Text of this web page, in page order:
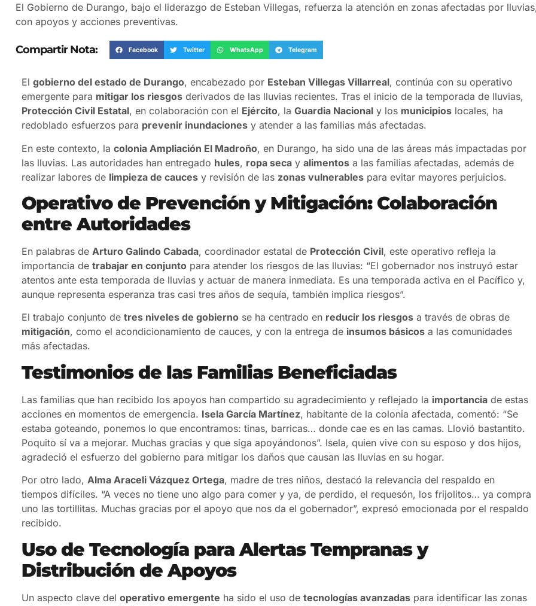
El Gobierno de Durango, bajo el liderazgo de Esteban Villegas, refuerza la atención en zonas afectadas por
con apoyos y acciones preventivas.
Compartir Nota: Facebook Twitter WhatsApp Telegram
El gobierno del estado de Durango, encabezado por Esteban Villegas Villarreal, continúa con su operativo
emergente para mitigar los riesgos derivados de las lluvias recientes. Tras el inicio de la temporada de lluvias,
Protección Civil Estatal, en colaboración con el Ejército, la Guardia Nacional y los municipios locales, ha
redoblado esfuerzos para prevenir inundaciones y atender a las familias más afectadas.
En este contexto, la colonia Ampliación El Madroño, en Durango, ha sido una de las áreas más impactadas por
las lluvias. Las autoridades han entregado hules, ropa seca y alimentos a las familias afectadas, además de
realizar labores de limpieza de cauces y revisión de las zonas vulnerables para evitar mayores perjuicios.
Operativo de Prevención y Mitigación: Colaboración
entre Autoridades
En palabras de Arturo Galindo Cabada, coordinador estatal de Protección Civil, este operativo refleja la
importancia de trabajar en conjunto para atender los riesgos de las lluvias: “El gobernador nos instruyó estar
atentos ante esta temporada de lluvias y actuar de manera inmediata. Es una temporada activa en el Pacífico y,
aunque representa esperanza tras casi tres años de sequía, también implica riesgos”.
El trabajo conjunto de tres niveles de gobierno se ha centrado en reducir los riesgos a través de obras de
mitigación, como el acondicionamiento de cauces, y con la entrega de insumos básicos a las comunidades
más afectadas.
Testimonios de las Familias Beneficiadas
Las familias que han recibido los apoyos han compartido su agradecimiento y reflejado la importancia de estas
acciones en momentos de emergencia. Isela García Martínez, habitante de la colonia afectada, comentó: “Se
estaba goteando, ponemos lo que encontramos: tinas, barricas… donde cae es en las camas. Llovió bastantito.
Poquito sí va a mejorar. Muchas gracias y que siga apoyándonos”. Isela, quien vive con su esposo y dos hijos,
agradeció el esfuerzo del gobierno para mitigar los daños que causan las lluvias en su hogar.
Por otro lado, Alma Araceli Vázquez Ortega, madre de tres niños, destacó la relevancia del respaldo en
tiempos difíciles. “A veces no tiene uno algo para comer y ya, de perdido, el requesón, los frijolitos… ya compra
uno las tortillitas. Muchas gracias por el apoyo que nos da el gobernador”, expresó emocionada por el respaldo
recibido.
Uso de Tecnología para Alertas Tempranas y
Distribución de Apoyos
Un aspecto clave del operativo emergente ha sido el uso de tecnologías avanzadas para identificar las zonas